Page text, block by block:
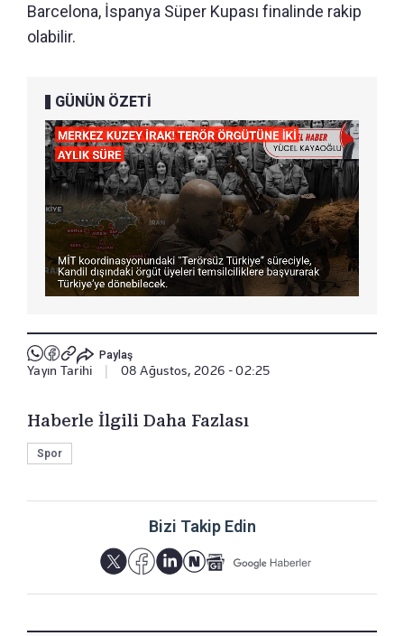
Barcelona, İspanya Süper Kupası finalinde rakip
olabilir.
GÜNÜN ÖZETİ
Paylaş
Yayın Tarihi 08 Ağustos, 2026 - 02:25
Haberle İlgili Daha Fazlası
Spor
Bizi Takip Edin